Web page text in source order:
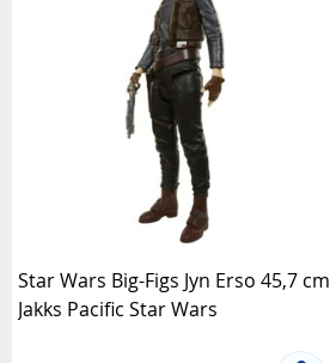
Star Wars Big-Figs Jyn Erso 45,7 cm
Jakks Pacific Star Wars